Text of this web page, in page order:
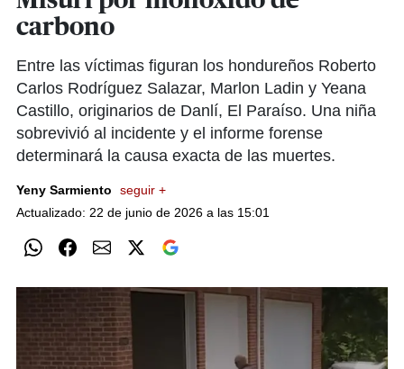
carbono
Entre las víctimas figuran los hondureños Roberto
Carlos Rodríguez Salazar, Marlon Ladin y Yeana
Castillo, originarios de Danlí, El Paraíso. Una niña
sobrevivió al incidente y el informe forense
determinará la causa exacta de las muertes.
Yeny Sarmiento
seguir +
Actualizado: 22 de junio de 2026 a las 15:01